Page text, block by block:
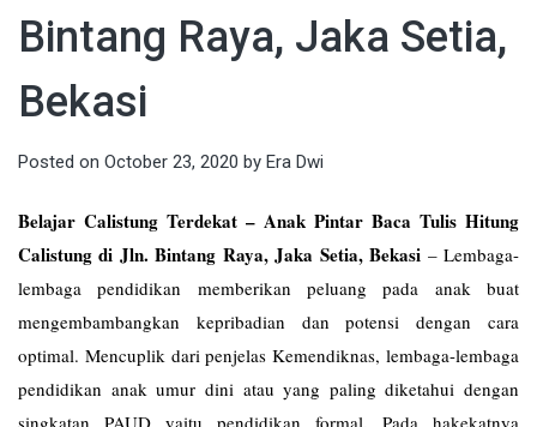
Bintang Raya, Jaka Setia,
Bekasi
Posted on October 23, 2020 by Era Dwi
Belajar Calistung Terdekat – Anak Pintar Baca Tulis Hitung
Calistung di Jln. Bintang Raya, Jaka Setia, Bekasi –Lembaga-
lembaga pendidikan memberikan peluang pada anak buat
mengembambangkan kepribadian dan potensi dengan cara
optimal. Mencuplik dari penjelas Kemendiknas, lembaga-lembaga
pendidikan anak umur dini atau yang paling diketahui dengan